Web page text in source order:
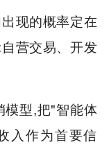
现的概率定在
营交易、开发
模型,把"智能体
入作为首要信